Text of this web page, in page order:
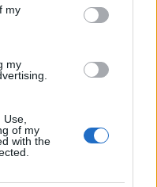
my
my
of my
with the